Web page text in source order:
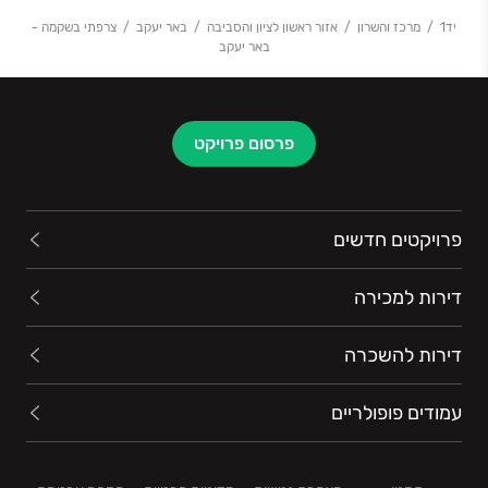
יד1 מרכז והשרון אזור ראשון לציון והסביבה באר יעקב
צרפתי בשקמה -
באר יעקב
פרסום פרויקט
פרויקטים חדשים
דירות למכירה
דירות להשכרה
עמודים פופולריים